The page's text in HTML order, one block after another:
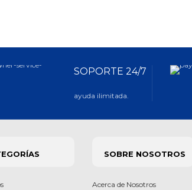
SOPORTE 24/7
ayuda ilimitada.
SOBRE NOSOTROS
Acerca de Nosotros